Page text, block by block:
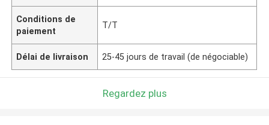
Conditions de
paiement
T/T
Délai de livraison 25-45 jours de travail (de négociable)
Regardez plus